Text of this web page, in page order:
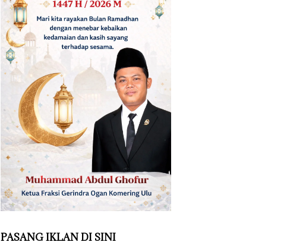
PASANG IKLAN DI SINI